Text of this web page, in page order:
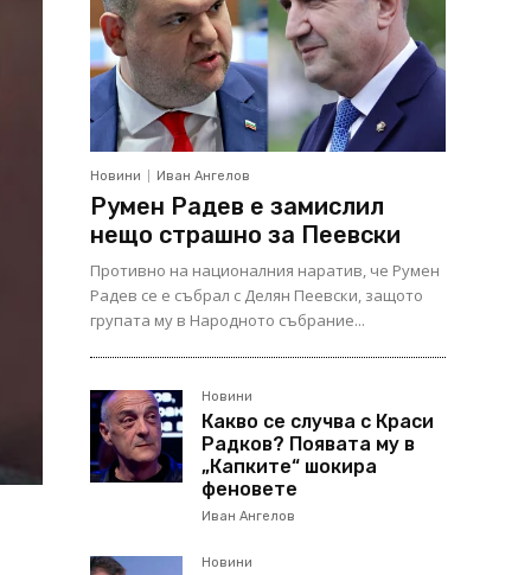
Новини Иван Ангелов
Румен Радев е замислил
нещо страшно за Пеевски
Противно на националния наратив, че Румен
Радев се е събрал с Делян Пеевски, защото
групата му в Народното събрание...
Новини
Какво се случва с Краси
Радков? Появата му в
„Капките“ шокира
феновете
Иван Ангелов
Новини